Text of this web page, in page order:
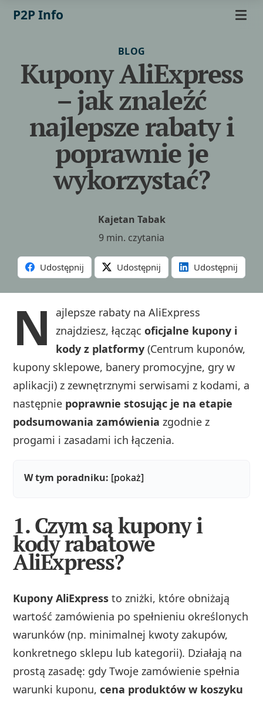
P2P Info
BLOG
Kupony AliExpress
– jak znaleźć
najlepsze rabaty i
poprawnie je
wykorzystać?
Kajetan Tabak
9 min. czytania
Udostępnij Udostępnij Udostępnij
N
ajlepsze rabaty na AliExpress
znajdziesz, łączącoficjalne kupony i
kody z platformy (Centrum kuponów,
kupony sklepowe, banery promocyjne, gry w
aplikacji) z zewnętrznymi serwisami z kodami, a
następnie poprawnie stosując je na etapie
podsumowania zamówienia zgodnie z
progami i zasadami ich łączenia.
W tym poradniku: [pokaż]
1. Czym są kupony i
kody rabatowe
AliExpress?
Kupony AliExpress to zniżki, które obniżają
wartość zamówienia po spełnieniu określonych
warunków (np. minimalnej kwoty zakupów,
konkretnego sklepu lub kategorii). Działają na
prostą zasadę: gdy Twoje zamówienie spełnia
warunki kuponu,cena produktów w koszyku